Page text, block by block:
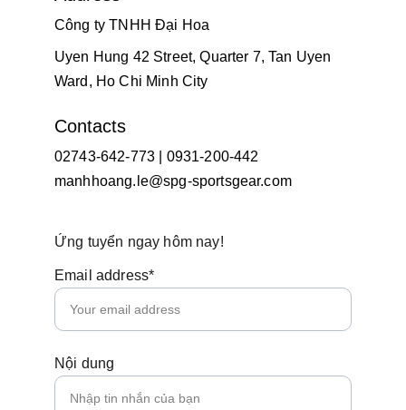
Công ty TNHH Đại Hoa
Uyen Hung 42 Street, Quarter 7, Tan Uyen
Ward, Ho Chi Minh City
Contacts
02743-642-773 | 0931-200-442
manhhoang.le@spg-sportsgear.com
Ứng tuyển ngay hôm nay!
Email address*
Nội dung